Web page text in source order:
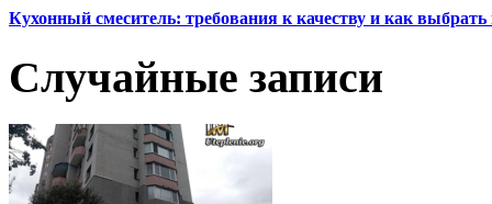
Кухонный смеситель: требования к качеству и как
Случайные записи